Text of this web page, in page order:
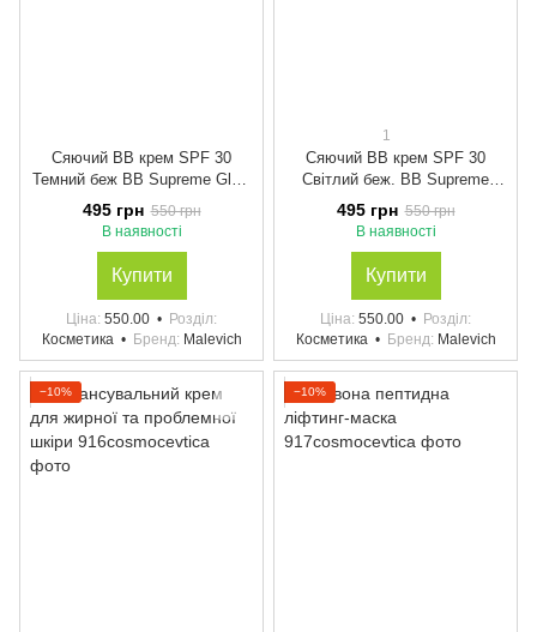
Сяючий ВВ крем SPF 30
Темний беж BВ Supreme Glow
Cream SPF 30 / Medium
495 грн 550 грн
В наявності
Купити
Ціна 550.00
Розділ
Косметика
Бренд Malevich
1
Сяючий ВВ крем SPF 30
Світлий беж. BВ Supreme
Glow Cream SPF 30 / Light
495 грн 550 грн
В наявності
Купити
Ціна 550.00
Розділ
Косметика
Бренд Malevich
−10% −10%